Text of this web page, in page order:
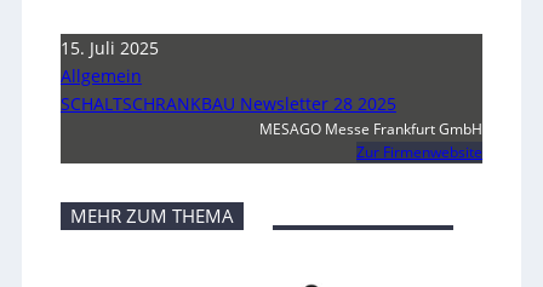
15. Juli 2025
Allgemein
SCHALTSCHRANKBAU Newsletter 28 2025
MESAGO Messe Frankfurt GmbH
Zur Firmenwebsite
MEHR ZUM THEMA